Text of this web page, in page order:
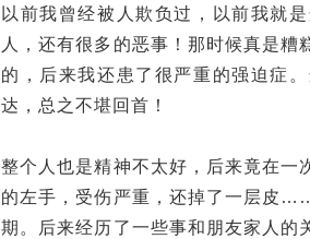
以前我曾经被人欺负过，以前我就
人，还有很多的恶事！那时候真是
的，后来我还患了很严重的强迫症
达，总之不堪回首！
整个人也是精神不太好，后来竟在一
的左手，受伤严重，还掉了一层皮
期。后来经历了一些事和朋友家人的